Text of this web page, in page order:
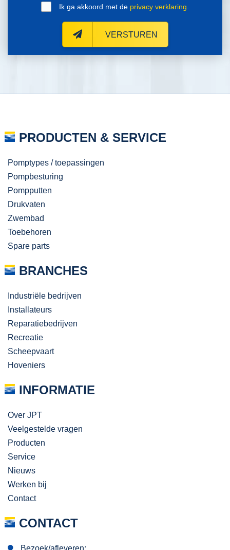
Ik ga akkoord met de privacy verklaring
VERSTUREN
PRODUCTEN & SERVICE
Pomptypes / toepassingen
Pompbesturing
Pompputten
Drukvaten
Zwembad
Toebehoren
Spare parts
BRANCHES
Industriële bedrijven
Installateurs
Reparatiebedrijven
Recreatie
Scheepvaart
Hoveniers
INFORMATIE
Over JPT
Veelgestelde vragen
Producten
Service
Nieuws
Werken bij
Contact
CONTACT
Bezoek/afleveren: